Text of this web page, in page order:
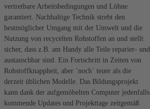
vertretbare Arbeitsbedingungen und Löhne
garantiert. Nachhaltige Technik strebt den
bestmöglicher Umgang mit der Umwelt und die
Nutzung von recycelten Rohstoffen an und stellt
sicher, dass z.B. am Handy alle Teile reparier- und
austauschbar sind. Ein Fortschritt in Zeiten von
Rohstoffknappheit, aber ´noch` teuer als die
derzeit üblichen Modelle. Das Bildungsprojekt
kann dank der aufgemöbelten Computer jedenfalls
kommende Updates und Projekttage zeitgemäß